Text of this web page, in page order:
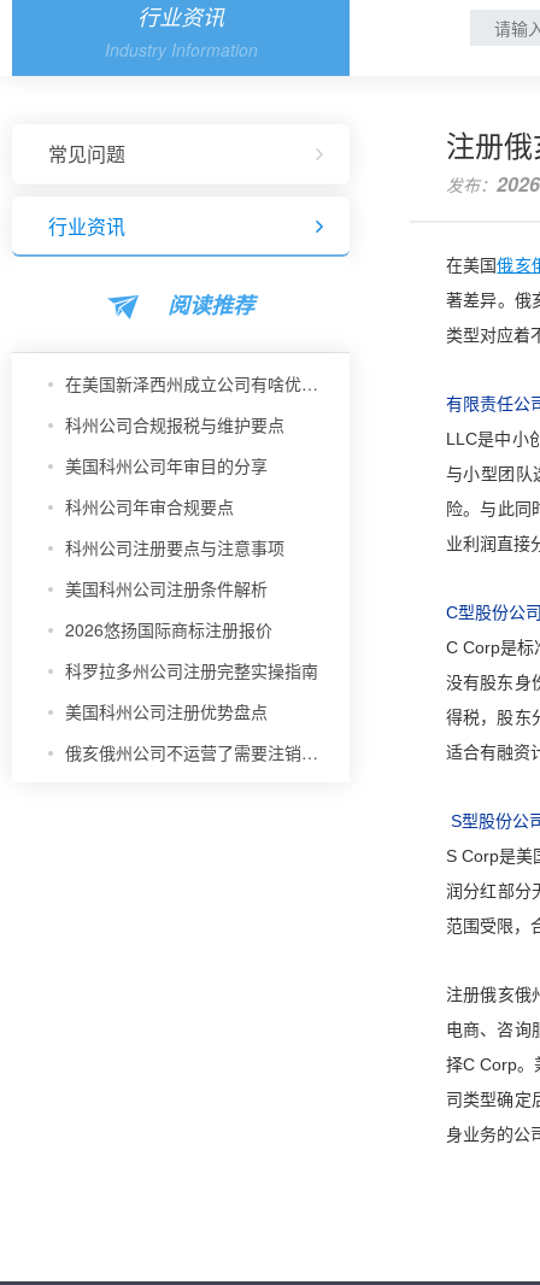
行业资讯
Industry Information
常见问题
行业资讯
阅读推荐
在美国新泽西州成立公司有啥优势？
科州公司合规报税与维护要点
美国科州公司年审目的分享
科州公司年审合规要点
科州公司注册要点与注意事项
美国科州公司注册条件解析
2026悠扬国际商标注册报价
科罗拉多州公司注册完整实操指南
美国科州公司注册优势盘点
俄亥俄州公司不运营了需要注销吗？
注册
发布：
在美国俄亥
著差异。俄
类型对应着
有限责任公
LLC是中小
与小型团队
险。与此同
业利润直接
C型股份公
C Corp是标
没有股东身
得税，股东
适合有融资
S型股份公
S Corp是美
润分红部分
范围受限，
注册俄亥俄
电商、咨询
择C Corp。
司类型确定
身业务的公